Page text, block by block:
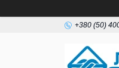
+380 (50)